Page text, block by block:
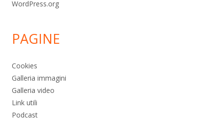
WordPress.org
PAGINE
Cookies
Galleria immagini
Galleria video
Link utili
Podcast